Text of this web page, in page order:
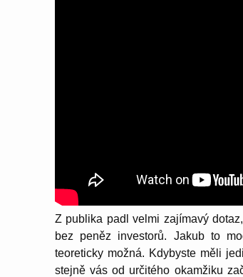
Z publika padl velmi zajímavý
bez peněz investorů. Jakub to
teoreticky možná. Kdybyste měli
stejně vás od určitého okamžiku